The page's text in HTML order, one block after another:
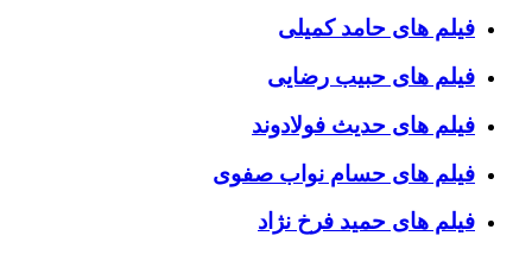
فیلم های حامد کمیلی
فیلم های حبیب رضایی
فیلم های حدیث فولادوند
فیلم های حسام نواب صفوی
فیلم های حمید فرخ نژاد